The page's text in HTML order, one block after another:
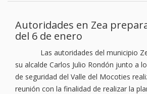
Autoridades en Zea
del 6 de enero
Las autoridades del municipio
su alcalde Carlos Julio Rondón junto a
de seguridad del Valle del Mocoties
reunión con la finalidad de realizar la